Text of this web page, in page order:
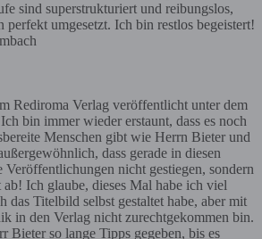
sind superstrukturiert und reibungslos,
perfekt umgesetzt. Ich bin restlos begeistert!
Rediroma Verlag veröffentlicht unter dem
bin immer wieder erstaunt, dass es noch
Menschen gibt wie Herrn Bieter und
dass gerade in diesen
Veröffentlichungen nicht gestiegen, sondern
Ich glaube, dieses Mal habe ich viel
das Titelbild selbst gestaltet habe, aber mit
in den Verlag nicht zurechtgekommen bin.
Bieter so lange Tipps gegeben, bis es